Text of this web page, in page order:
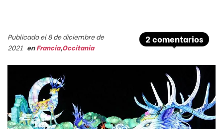
2 comentarios
Publicado el 8 de diciembre de
2021 enFrancia,Occitania